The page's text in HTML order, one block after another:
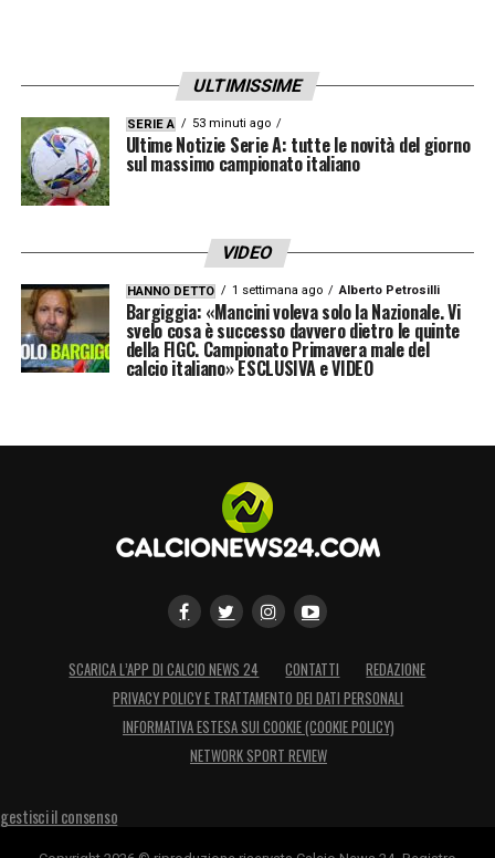
Rodríguez si distingue anche per il pressing,
la capacità di associarsi con i compagni e il
fiuto del gol. Il suo arrivo rafforza il reparto
offensivo dell’Elche CF e rappresenta
Club di puntare su un progetto sportivo
giovane e con prospettive di crescita.
Benvenuto, Álvaro!“
ULTIMISSIME
SERIE A 53 minuti ago
Ultime Notizie Serie A: tutte le novità del giorno
sul massimo campionato italiano
VIDEO
HANNO DETTO 1 settimana ago Alberto Petrosilli
Bargiggia: «Mancini voleva solo la Nazionale. Vi
svelo cosa è successo davvero dietro le quinte
della FIGC. Campionato Primavera male del
calcio italiano» ESCLUSIVA e VIDEO
SCARICA L’APP DI CALCIO NEWS 24 CONTATTI
REDAZIONE
PRIVACY POLICY E TRATTAMENTO DEI DATI PERSONALI
INFORMATIVA ESTESA SUI COOKIE (COOKIE POLICY)
NETWORK SPORT REVIEW
gestisci il consenso